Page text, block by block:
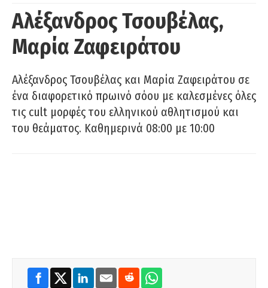
Αλέξανδρος Τσουβέλας,
Μαρία Ζαφειράτου
Αλέξανδρος Τσουβέλας και Μαρία Ζαφειράτου σε
ένα διαφορετικό πρωινό σόου με καλεσμένες όλες
τις cult μορφές του ελληνικού αθλητισμού και
του θεάματος. Καθημερινά 08:00 με 10:00